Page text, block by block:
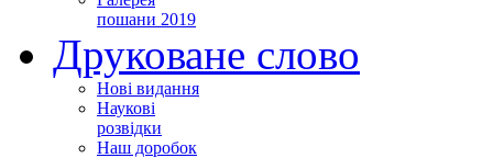
пошани 2019
Друковане слово
Нові видання
Наукові
розвідки
Наш доробок